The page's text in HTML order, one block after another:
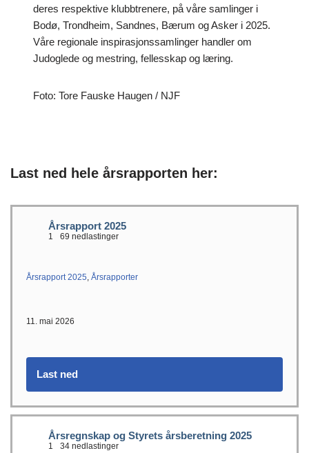
deres respektive klubbtrenere, på våre samlinger i
Bodø, Trondheim, Sandnes, Bærum og Asker i 2025.
Våre regionale inspirasjonssamlinger handler om
Judoglede og mestring, fellesskap og læring.
Foto: Tore Fauske Haugen / NJF
Last ned hele årsrapporten her:
Årsrapport 2025
1 69 nedlastinger
Årsrapport 2025 Årsrapporter
11. mai 2026
Last ned
Årsregnskap og Styrets årsberetning 2025
1 34 nedlastinger